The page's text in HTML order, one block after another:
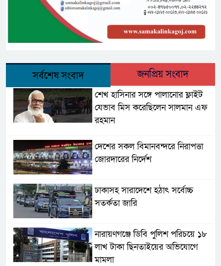
সর্বশেষ সংবাদ জনপ্রিয় সংবাদ
শেখ হাসিনার সঙ্গে পালানোর ফ্লাইট
যেভাব মিস করেছিলেন সালমান এফ
রহমান
দেশের সকল বিমানবন্দরে নিরাপত্তা
জোরদারের নির্দেশ
ঢাকাসহ সারাদেশে হঠাৎ সর্বোচ্চ
সতর্কতা জা‌রি
নারায়ণগঞ্জে ডিবি পুলিশ পরিচয়ে ১৮
লাখ টাকা ছিনতাইয়ের অভিযোগে
মামলা